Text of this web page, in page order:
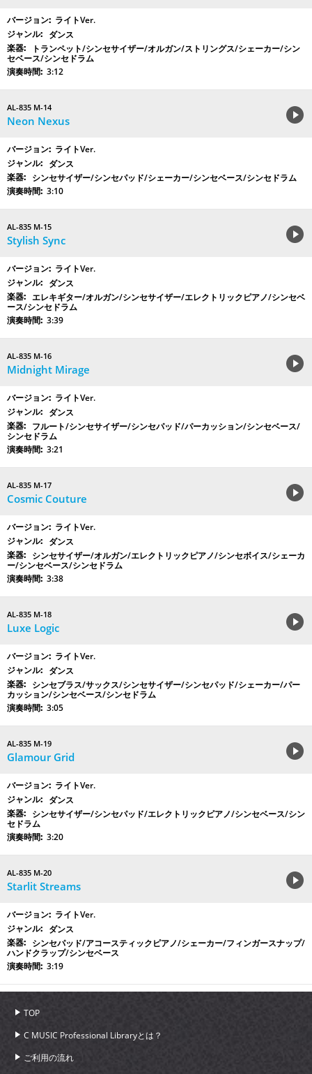
ライトVer.
ダンス
トランペット/シンセサイザー/オルガン/ストリングス/シェーカー/シン
セベース/シンセドラム
3:12
AL-835 M-14
Neon Nexus
ライトVer.
ダンス
シンセサイザー/シンセパッド/シェーカー/シンセベース/シンセドラム
3:10
AL-835 M-15
Stylish Sync
ライトVer.
ダンス
エレキギター/オルガン/シンセサイザー/エレクトリックピアノ/シンセベ
ース/シンセドラム
3:39
AL-835 M-16
Midnight Mirage
ライトVer.
ダンス
フルート/シンセサイザー/シンセパッド/パーカッション/シンセベース/
シンセドラム
3:21
AL-835 M-17
Cosmic Couture
ライトVer.
ダンス
シンセサイザー/オルガン/エレクトリックピアノ/シンセボイス/シェーカ
ー/シンセベース/シンセドラム
3:38
AL-835 M-18
Luxe Logic
ライトVer.
ダンス
シンセブラス/サックス/シンセサイザー/シンセパッド/シェーカー/パー
カッション/シンセベース/シンセドラム
3:05
AL-835 M-19
Glamour Grid
ライトVer.
ダンス
シンセサイザー/シンセパッド/エレクトリックピアノ/シンセベース/シン
セドラム
3:20
AL-835 M-20
Starlit Streams
ライトVer.
ダンス
シンセパッド/アコースティックピアノ/シェーカー/フィンガースナップ/
ハンドクラップ/シンセベース
3:19
TOP
C MUSIC Professional Libraryとは？
ご利用の流れ